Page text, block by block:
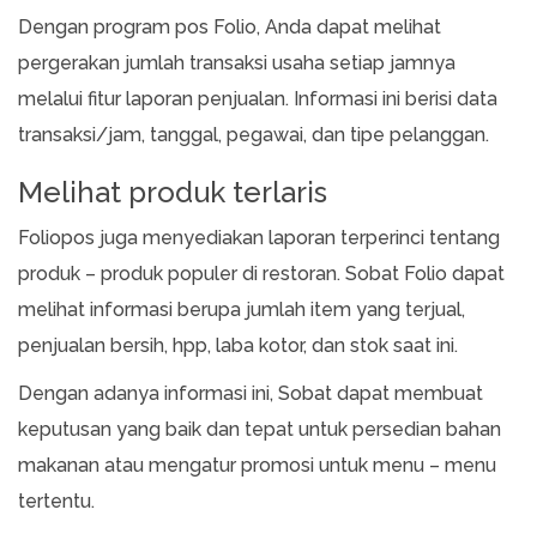
Dengan program pos Folio, Anda dapat melihat
pergerakan jumlah transaksi usaha setiap jamnya
melalui fitur laporan penjualan. Informasi ini berisi data
transaksi/jam, tanggal, pegawai, dan tipe pelanggan.
Melihat produk terlaris
Foliopos juga menyediakan laporan terperinci tentang
produk – produk populer di restoran. Sobat Folio dapat
melihat informasi berupa jumlah item yang terjual,
penjualan bersih, hpp, laba kotor, dan stok saat ini.
Dengan adanya informasi ini, Sobat dapat membuat
keputusan yang baik dan tepat untuk persedian bahan
makanan atau mengatur promosi untuk menu – menu
tertentu.